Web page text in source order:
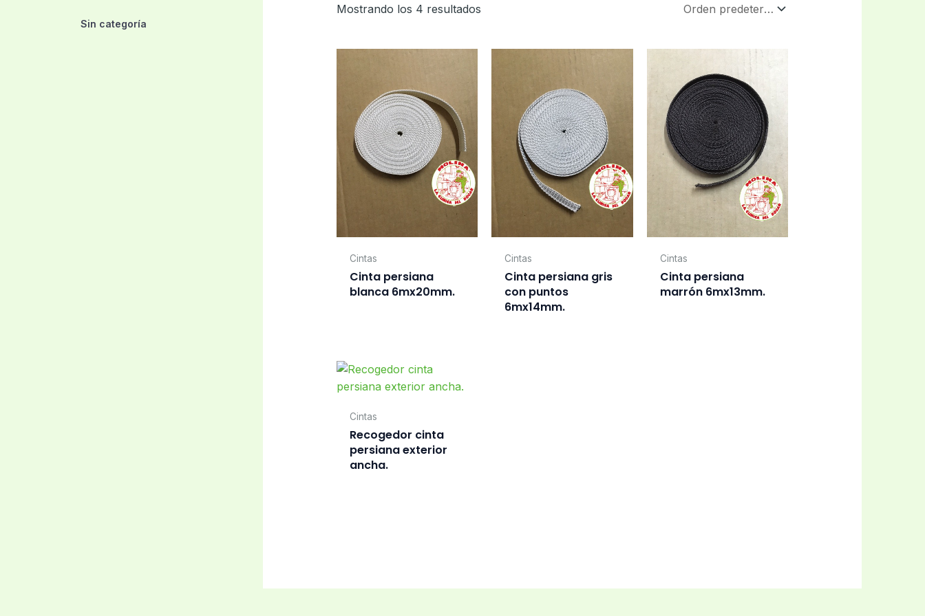
Sin categoría
Mostrando los 4 resultados
Cintas
Cinta persiana
blanca 6mx20mm.
Cintas
Cinta persiana gris
con puntos
6mx14mm.
Cintas
Cinta persiana
marrón 6mx13mm.
Cintas
Recogedor cinta
persiana exterior
ancha.